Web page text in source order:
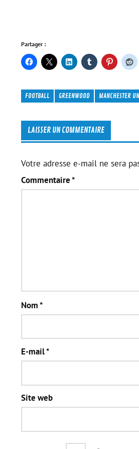
Partager :
FOOTBALL GREENWOOD MANCHESTER
LAISSER UN COMMENTAIRE
Votre adresse e-mail ne sera
Commentaire*
Nom*
E-mail*
Site web